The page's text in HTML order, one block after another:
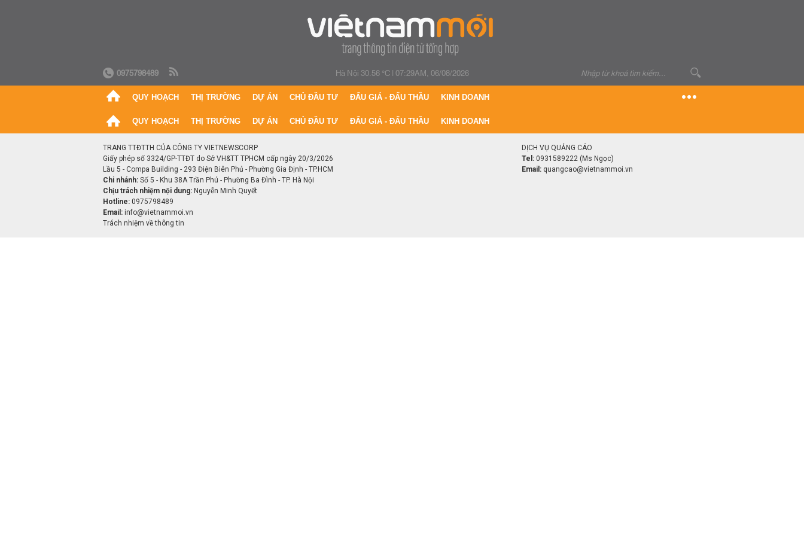
0975798489 Hà Nội 30.56 °C|07:29AM, 06/08/2026
QUY HOẠCH THỊ TRƯỜNG DỰ ÁN CHỦ ĐẦU TƯ ĐẤU GIÁ - ĐẤU THẦU KINH DOANH
QUY HOẠCH THỊ TRƯỜNG DỰ ÁN CHỦ ĐẦU TƯ ĐẤU GIÁ - ĐẤU THẦU KINH DOANH
TRANG TTĐTTH CỦA CÔNG TY VIETNEWSCORP
Giấy phép số 3324/GP-TTĐT do Sở VH&TT TPHCM cấp ngày 20/3/2026
Lầu 5 - Compa Building - 293 Điện Biên Phủ - Phường Gia Định - TP.HCM
Chi nhánh: Số 5 - Khu 38A Trần Phú - Phường Ba Đình - TP. Hà Nội
Chịu trách nhiệm nội dung: Nguyễn Minh Quyết
Hotline: 0975798489
Email: info@vietnammoi.vn
Trách nhiệm về thông tin
DỊCH VỤ QUẢNG CÁO
Tel: 0931589222 (Ms Ngọc)
Email: quangcao@vietnammoi.vn